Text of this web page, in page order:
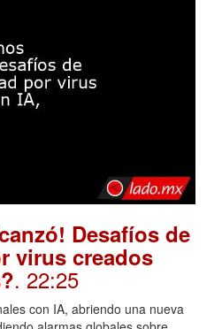
Desafíos de
virus creados
. 22:25
con IA, abriendo una nueva